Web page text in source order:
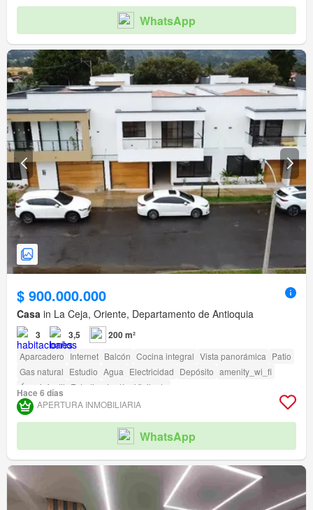
WhatsApp
$ 900.000.000
Casa in La Ceja, Oriente, Departamento de Antioquia
3 3,5 200 m²
Aparcadero Internet Balcón Cocina integral Vista panorámica Patio
Gas natural Estudio Agua Electricidad Depósito amenity_wi_fi
Área infantil Estudio Jardín Vigilante
Hace 6 días
APERTURA INMOBILIARIA
WhatsApp